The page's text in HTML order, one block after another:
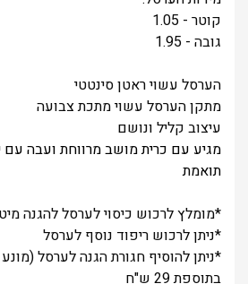
קוטר - 1.05
גובה - 1.95
הערסל עשוי ראטן סינטטי
מתקן הערסל עשוי מתכת צבועה
עיצוב קליל ונושם
מגיע עם כרית מושב מרווחת ועבה עם
תואמת
*מומלץ לרכוש כיסוי לערסל להגנה
*ניתן לרכוש ריפוד נוסף לערסל
*ניתן להוסיף חגורת הגנה לערסל
בתוספת 29 ש"ח